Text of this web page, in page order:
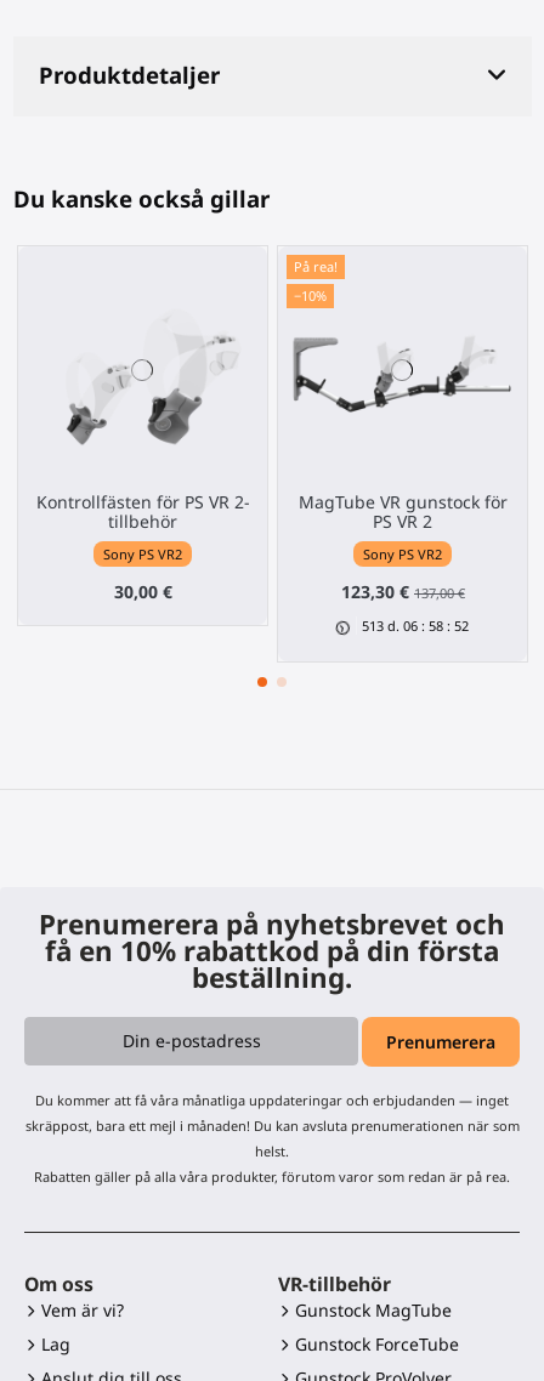
Produktdetaljer
Du kanske också gillar
Kontrollfästen för PS VR 2-
tillbehör
Sony PS VR2
30,00 €
På rea!
−10%
MagTube VR gunstock för
PS VR 2
Sony PS VR2
123,30 € 137,00 €
513 d. 06 : 58 : 52
Prenumerera på nyhetsbrevet och
få en 10% rabattkod på din första
beställning.
Du kommer att få våra månatliga uppdateringar och erbjudanden — inget
skräppost, bara ett mejl i månaden! Du kan avsluta prenumerationen när som
helst.
Rabatten gäller på alla våra produkter, förutom varor som redan är på rea.
Om oss
Vem är vi?
Lag
VR-tillbehör
Gunstock MagTube
Gunstock ForceTube